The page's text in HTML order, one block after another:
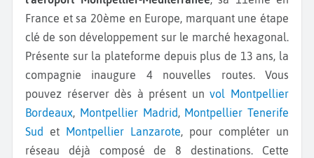
France et sa 20ème en Europe, marquant une étape
clé de son développement sur le marché hexagonal.
Présente sur la plateforme depuis plus de 13 ans, la
compagnie inaugure 4 nouvelles routes. Vous
pouvez réserver dès à présent unvol Montpellier
Bordeaux, Montpellier Madrid, Montpellier Tenerife
Sud et Montpellier Lanzarote, pour compléter un
réseau déjà composé de 8 destinations. Cette